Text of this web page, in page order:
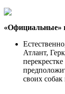
«Официальные»
Атлант,
своих собак